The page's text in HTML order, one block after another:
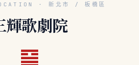
· 新北市 / 板橋區
輝歌劇院
䷱